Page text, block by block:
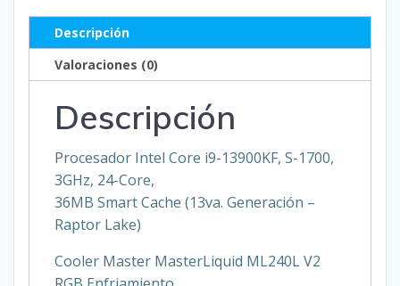
10000
imágenes
drone
Descripción
Valoraciones (0)
Descripción
Procesador Intel Core i9-13900KF, S-1700,
3GHz, 24-Core,
36MB Smart Cache (13va. Generación –
Raptor Lake)
Cooler Master MasterLiquid ML240L V2